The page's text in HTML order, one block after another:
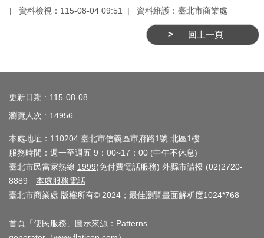
資
務
公
司
及
商
業
登
服
資料檢視：115-08-04 09:51
資料維護：臺北市商業處
回上一頁
更新日期
115-08-08
瀏覽人次
14956
本處地址：110204 臺北市信義區市府路1號 北區1樓
服務時間：週一至週五 9：00~17：00 (中午不休息)
臺北市民當家熱線 1999(免付費電話服務) 外縣市請撥 (02)2720-
8889 本處服務電話
臺北市商業處 版權所有© 2024；最佳瀏覽畫面解析度1024*768
首頁「便民服務」圖示來源：Patterns